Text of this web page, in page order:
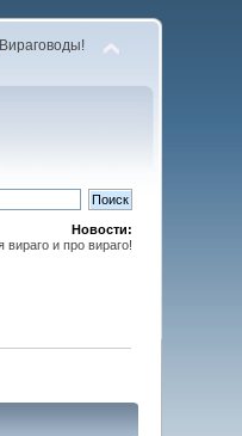
Новости:
вираго и про вираго!